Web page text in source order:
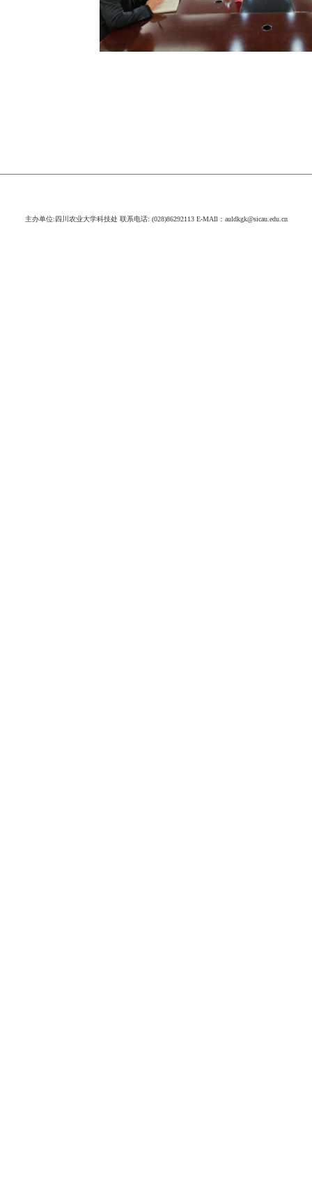
主办单位:四川农业大学科技处 联系电话: (028)86292113 E-MAIl：auldkgk@sicau.edu.cn